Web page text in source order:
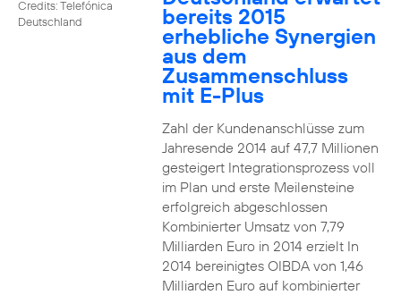
Credits: Telefónica
Deutschland
bereits 2015
erhebliche Synergien
aus dem
Zusammenschluss
mit E-Plus
Zahl der Kundenanschlüsse zum
Jahresende 2014 auf 47,7 Millionen
gesteigert Integrationsprozess voll
im Plan und erste Meilensteine
erfolgreich abgeschlossen
Kombinierter Umsatz von 7,79
Milliarden Euro in 2014 erzielt In
2014 bereinigtes OIBDA von 1,46
Milliarden Euro auf kombinierter